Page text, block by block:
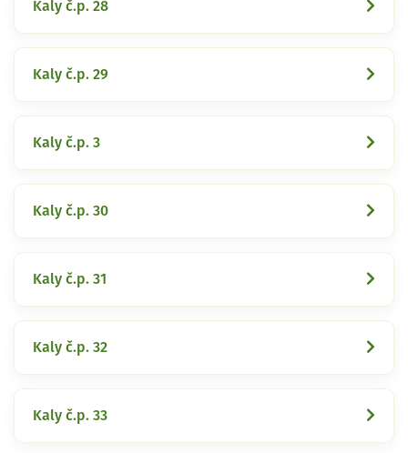
Kaly č.p. 28
Kaly č.p. 29
Kaly č.p. 3
Kaly č.p. 30
Kaly č.p. 31
Kaly č.p. 32
Kaly č.p. 33